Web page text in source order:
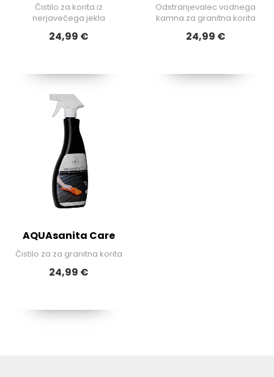
Čistilo za korita iz
nerjavečega jekla
24,99 €
Odstranjevalec vodnega
kamna za granitna korita
24,99 €
AQUAsanita Care
Čistilo za za granitna korita
24,99 €